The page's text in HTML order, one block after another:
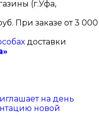
(г.Уфа,
При заказе от 3 000
доставки